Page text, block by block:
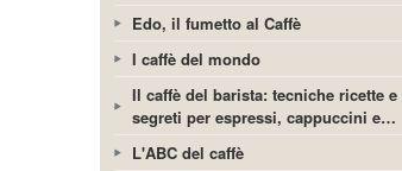
Edo, il fumetto al Caffè
I caffè del mondo
Il caffè del barista: tecniche ricette e
segreti per espressi, cappuccini e…
L'ABC del caffè